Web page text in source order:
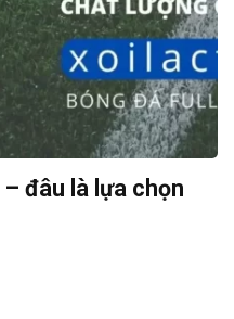
đâu là lựa chọn